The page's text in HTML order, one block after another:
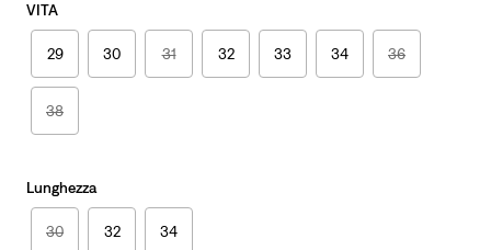
VITA
29 30 31 32 33 34 36
38
Lunghezza
30 32 34